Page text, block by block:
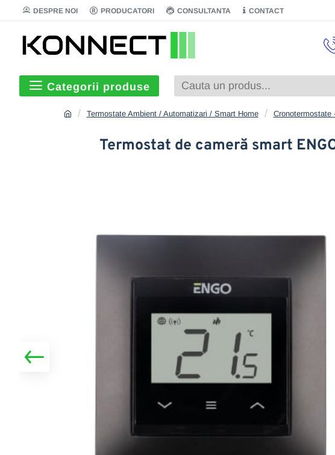
DESPRE NOI PRODUCATORI CONSULTANTA CONTACT
Categorii produse
Termostate Ambient / Automatizari / Smart Home Cronotermostate
Termostat de cameră smart